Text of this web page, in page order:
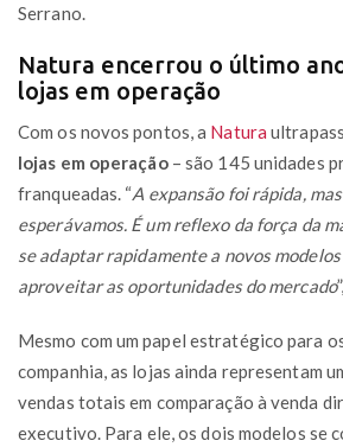
Serrano.
Natura encerrou o último
lojas em operação
Com os novos pontos, a Natura
lojas em operação– são 145 unidades
franqueadas. “A expansão foi rápida,
esperávamos. É um reflexo da força da
se adaptar rapidamente a novos
aproveitar as oportunidades do mercado
Mesmo com um papel estratégico para
companhia, as lojas ainda representam
vendas totais em comparação à venda
executivo. Para ele, os dois modelos se